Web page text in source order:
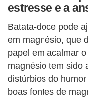
estresse e a
Batata-doce pode
em magnésio, que
papel em acalmar
magnésio tem sido
distúrbios do
boas fontes de